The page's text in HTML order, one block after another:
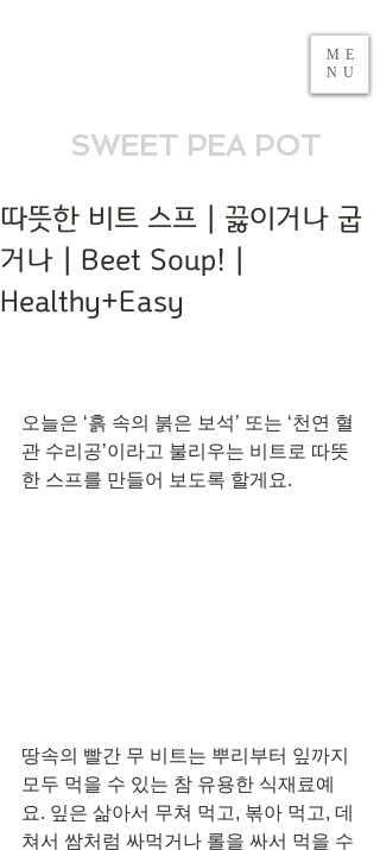
SWEET PEA POT
ME
NU
따뜻한 비트 스프 | 끓이거나 굽
거나 | Beet Soup! |
Healthy+Easy
오늘은 ‘흙 속의 붉은 보석’ 또는 ‘천연 혈
관 수리공’이라고 불리우는 비트로 따뜻
한 스프를 만들어 보도록 할게요.
땅속의 빨간 무 비트는 뿌리부터 잎까지
모두 먹을 수 있는 참 유용한 식재료예
요. 잎은 삶아서 무쳐 먹고, 볶아 먹고, 데
쳐서 쌈처럼 싸먹거나 롤을 싸서 먹을 수